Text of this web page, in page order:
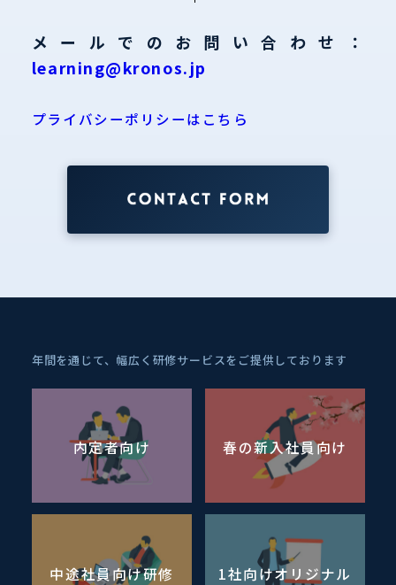
メールでのお問い合わせ：
learning@kronos.jp
プライバシーポリシーはこちら
年間を通じて、幅広く研修サービスをご提供しております
内定者向け 春の新入社員向け
中途社員向け研修 1社向けオリジナル